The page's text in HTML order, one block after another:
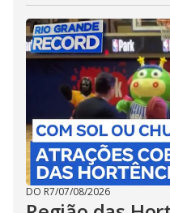
DO R7/07/08/2026